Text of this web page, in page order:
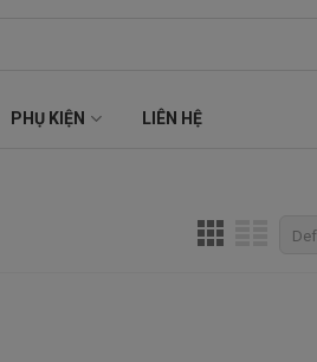
PHỤ KIỆN LIÊN HỆ